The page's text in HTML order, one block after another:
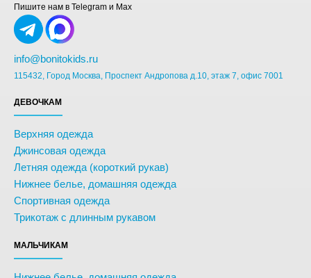
Пишите нам в Telegram и Max
info@bonitokids.ru
115432, Город Москва, Проспект Андропова д.10, этаж 7, офис 7001
ДЕВОЧКАМ
Верхняя одежда
Джинсовая одежда
Летняя одежда (короткий рукав)
Нижнее белье, домашняя одежда
Спортивная одежда
Трикотаж с длинным рукавом
МАЛЬЧИКАМ